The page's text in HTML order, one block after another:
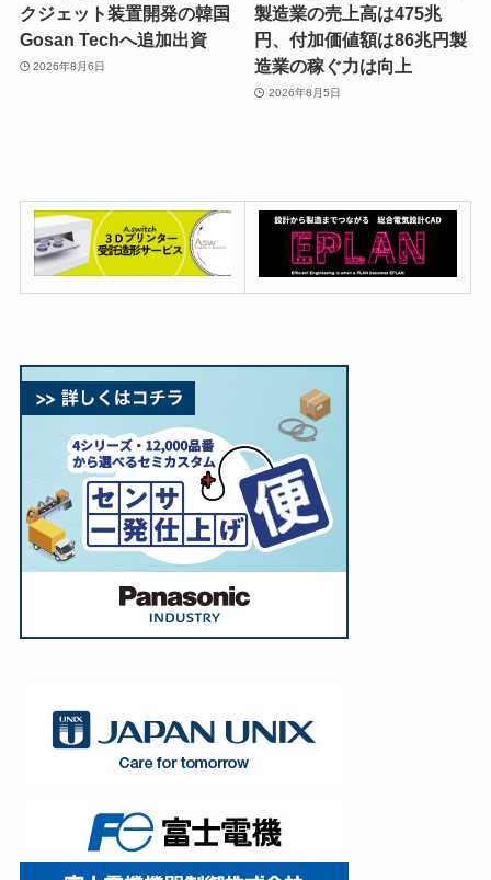
クジェット装置開発の韓国
Gosan Techへ追加出資
2026年8月6日
製造業の売上高は475兆
円、付加価値額は86兆円製
造業の稼ぐ力は向上
2026年8月5日